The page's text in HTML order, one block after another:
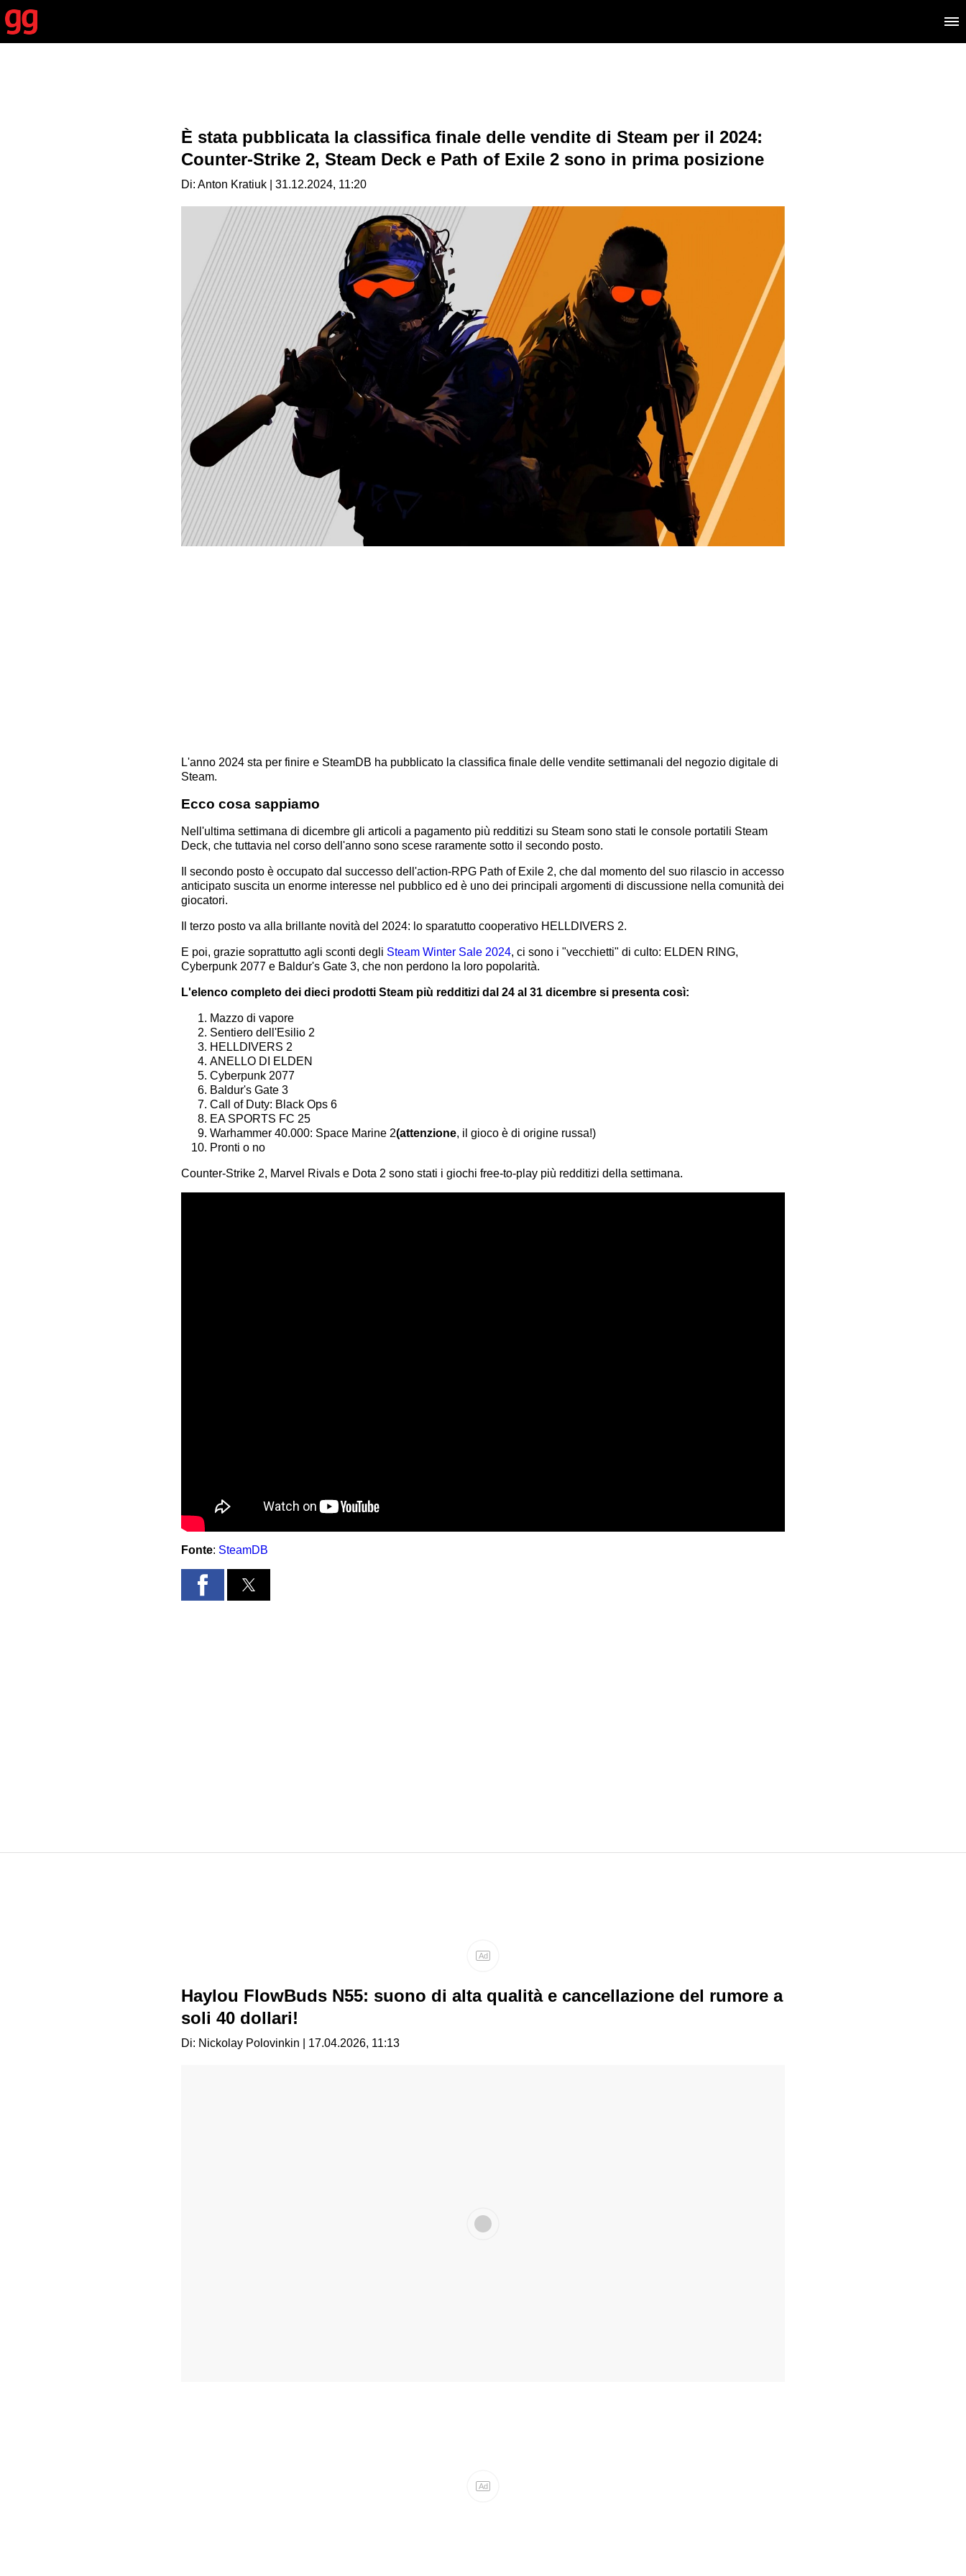
È stata pubblicata la classifica finale delle vendite di Steam per il 2024:
Counter-Strike 2, Steam Deck e Path of Exile 2 sono in prima posizione
Di: Anton Kratiuk | 31.12.2024, 11:20
L'anno 2024 sta per finire e SteamDB ha pubblicato la classifica finale delle vendite settimanali del negozio digitale di
Steam.
Ecco cosa sappiamo
Nell'ultima settimana di dicembre gli articoli a pagamento più redditizi su Steam sono stati le console portatili Steam
Deck, che tuttavia nel corso dell'anno sono scese raramente sotto il secondo posto.
Il secondo posto è occupato dal successo dell'action-RPG Path of Exile 2, che dal momento del suo rilascio in accesso
anticipato suscita un enorme interesse nel pubblico ed è uno dei principali argomenti di discussione nella comunità dei
giocatori.
Il terzo posto va alla brillante novità del 2024: lo sparatutto cooperativo HELLDIVERS 2.
E poi, grazie soprattutto agli sconti degli Steam Winter Sale 2024, ci sono i "vecchietti" di culto: ELDEN RING,
Cyberpunk 2077 e Baldur's Gate 3, che non perdono la loro popolarità.
L'elenco completo dei dieci prodotti Steam più redditizi dal 24 al 31 dicembre si presenta così:
Mazzo di vapore
Sentiero dell'Esilio 2
HELLDIVERS 2
ANELLO DI ELDEN
Cyberpunk 2077
Baldur's Gate 3
Call of Duty: Black Ops 6
EA SPORTS FC 25
Warhammer 40.000: Space Marine 2(attenzione, il gioco è di origine russa!)
Pronti o no
Counter-Strike 2, Marvel Rivals e Dota 2 sono stati i giochi free-to-play più redditizi della settimana.
Fonte: SteamDB